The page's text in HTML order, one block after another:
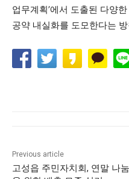
업무계획’에서 도출된 다양
공약 내실화를 도모한다는
Previous article
고성읍 주민자치회, 연말 나눔